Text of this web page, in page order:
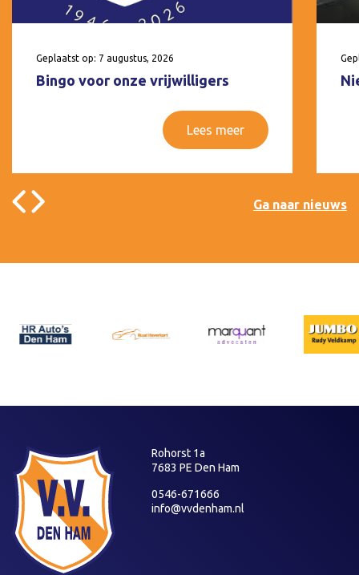
Geplaatst op: 7 augustus, 2026
Bingo voor onze vrijwilligers
Lees meer
Ga naar nieuws
Rohorst 1a
7683 PE Den Ham
0546-671666
info@vvdenham.nl